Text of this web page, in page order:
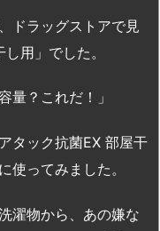
ドラッグストアで見
用」でした。
量？これだ！」
タック抗菌EX 部屋干
使ってみました。
濯物から、あの嫌な